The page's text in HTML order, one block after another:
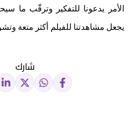
الأمر يدعونا للتفكير وترقّب ما
يجعل مشاهدتنا للفيلم أكثر متعة
شارك